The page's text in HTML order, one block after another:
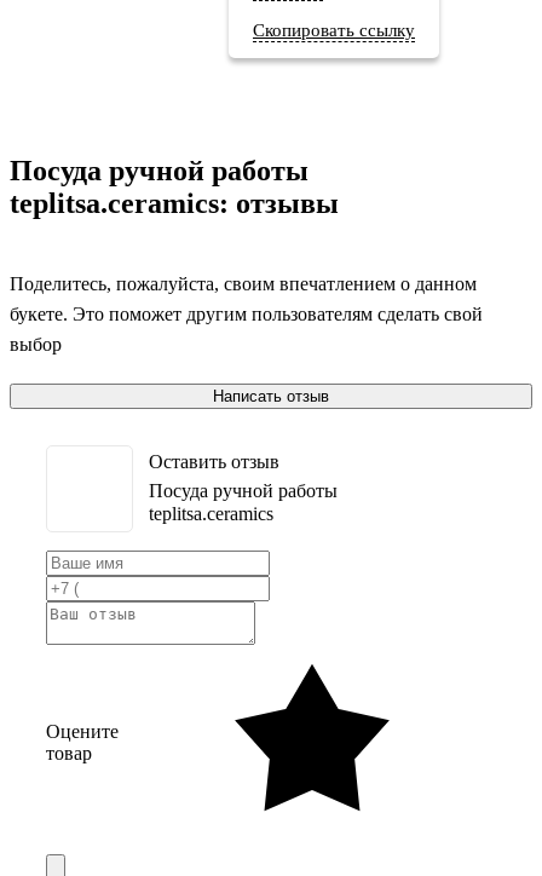
Скопировать ссылку
Посуда ручной работы
teplitsa.ceramics: отзывы
Поделитесь, пожалуйста, своим впечатлением о данном
букете. Это поможет другим пользователям сделать свой
выбор
Написать отзыв
Оставить отзыв
Посуда ручной работы
teplitsa.ceramics
Оцените
товар